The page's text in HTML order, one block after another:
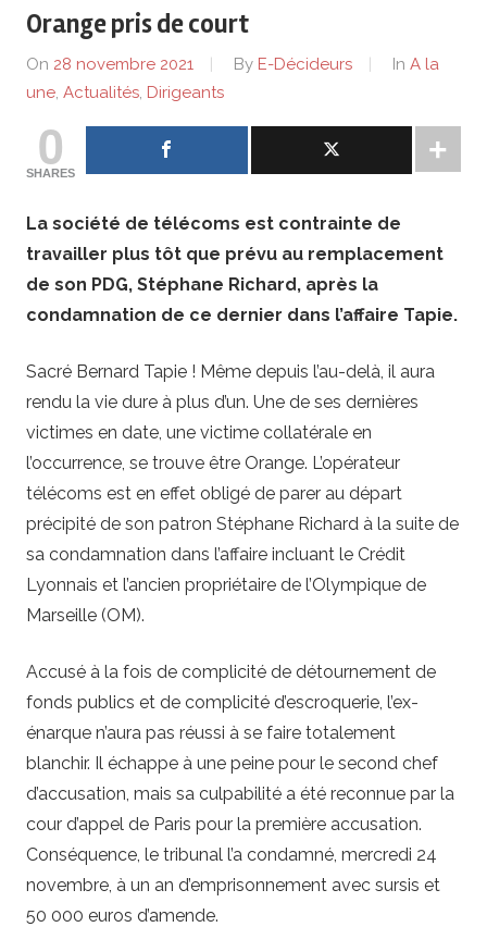
de
lentreprise
et
ses
dirigeants
Orange pris de court
On 28 novembre 2021 By E-Décideurs In A la
une, Actualités, Dirigeants
0
SHARES
La société de télécoms est contrainte de
travailler plus tôt que prévu au remplacement
de son PDG, Stéphane Richard, après la
condamnation de ce dernier dans l’affaire Tapie.
Sacré Bernard Tapie ! Même depuis l’au-delà, il aura
rendu la vie dure à plus d’un. Une de ses dernières
victimes en date, une victime collatérale en
l’occurrence, se trouve être Orange. L’opérateur
télécoms est en effet obligé de parer au départ
précipité de son patron Stéphane Richard à la suite de
sa condamnation dans l’affaire incluant le Crédit
Lyonnais et l’ancien propriétaire de l’Olympique de
Marseille (OM).
Accusé à la fois de complicité de détournement de
fonds publics et de complicité d’escroquerie, l’ex-
énarque n’aura pas réussi à se faire totalement
blanchir. Il échappe à une peine pour le second chef
d’accusation, mais sa culpabilité a été reconnue par la
cour d’appel de Paris pour la première accusation.
Conséquence, le tribunal l’a condamné, mercredi 24
novembre, à un an d’emprisonnement avec sursis et
50 000 euros d’amende.